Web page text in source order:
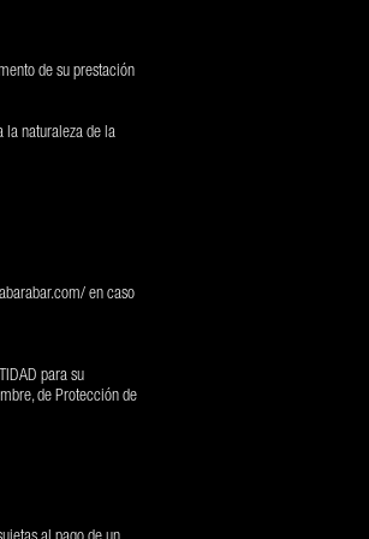
de su prestación
la naturaleza de la
en caso
para su
de Protección de